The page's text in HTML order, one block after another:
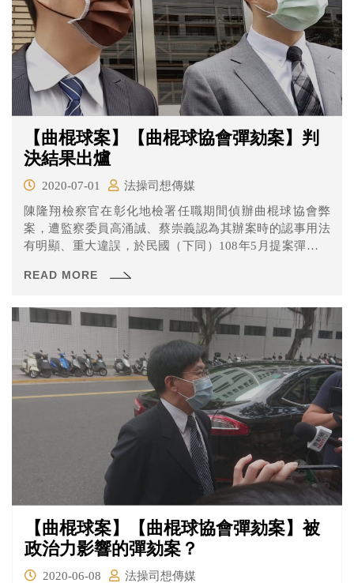
【曲棍球案】【曲棍球協會彈劾案】判
決結果出爐
2020-07-01
法操司想傳媒
陳隆翔檢察官在彰化地檢署任職期間偵辦曲棍球協會弊
案，遭監察委員高涌誠、蔡崇義認為其辦案時的認事用法
有明顯、重大違誤，於民國（下同）108年5月提案彈劾，
會彈劾案，職務法庭在6月30日作出判決，認定陳隆翔檢察
READ MORE
【曲棍球案】【曲棍球協會彈劾案】被
政治力影響的彈劾案？
2020-06-08
法操司想傳媒